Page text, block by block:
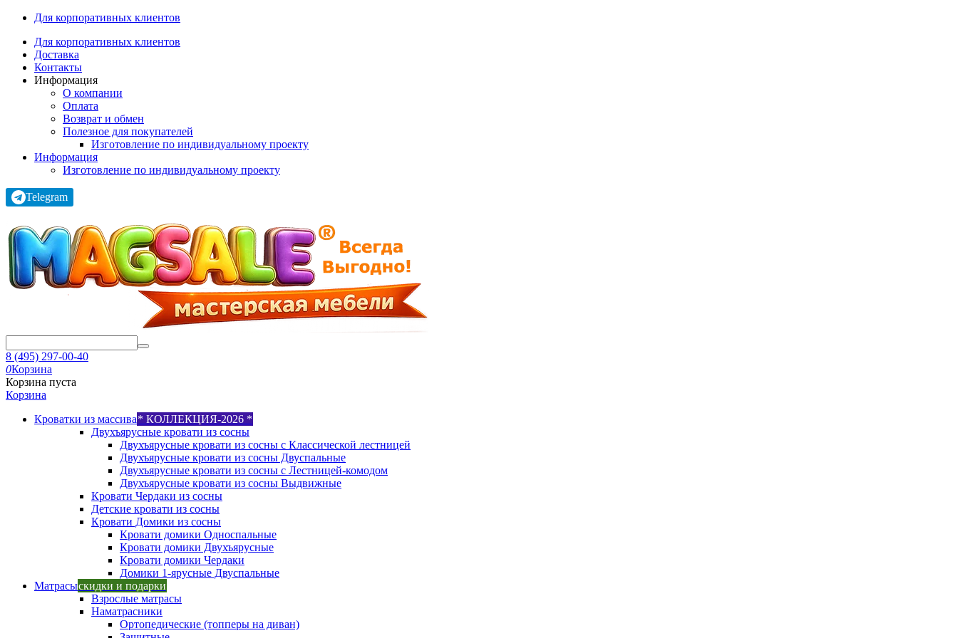
Для корпоративных клиентов
Для корпоративных клиентов
Доставка
Контакты
Информация
О компании
Оплата
Возврат и обмен
Полезное для покупателей
Изготовление по индивидуальному проекту
Информация
Изготовление по индивидуальному проекту
Telegram
8 (495) 297-00-40
0Корзина
Корзина пуста
Корзина
Кроватки из массива* КОЛЛЕКЦИЯ-2026 *
Двухъярусные кровати из сосны
Двухъярусные кровати из сосны с Классической лестницей
Двухъярусные кровати из сосны Двуспальные
Двухъярусные кровати из сосны с Лестницей-комодом
Двухъярусные кровати из сосны Выдвижные
Кровати Чердаки из сосны
Детские кровати из сосны
Кровати Домики из сосны
Кровати домики Односпальные
Кровати домики Двухъярусные
Кровати домики Чердаки
Домики 1-ярусные Двуспальные
Матрасыскидки и подарки
Взрослые матрасы
Наматрасники
Ортопедические (топперы на диван)